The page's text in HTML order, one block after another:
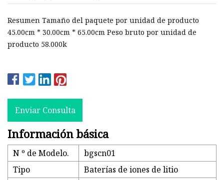
Resumen Tamaño del paquete por unidad de producto
45.00cm * 30.00cm * 65.00cm Peso bruto por unidad de
producto 58.000k
Enviar Consulta
Información básica
N º de Modelo.
bgscn01
Tipo
Baterías de iones de litio